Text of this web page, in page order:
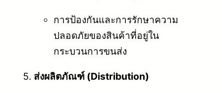
การป้องกันและการรักษาความ
ปลอดภัยของสินค้าที่อยู่ใน
กระบวนการขนส่ง
ส่งผลิตภัณฑ์ (Distribution)